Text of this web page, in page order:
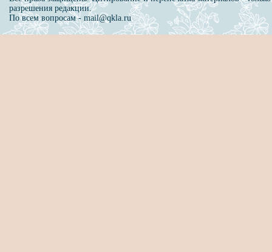
разрешения редакции.
По всем вопросам - mail@qkla.ru